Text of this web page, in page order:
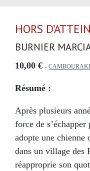
HORS
BURNIER
10,00 € -
Résumé :
Après plusieurs
force de
adopte une chienne
dans un village des
réapproprie son